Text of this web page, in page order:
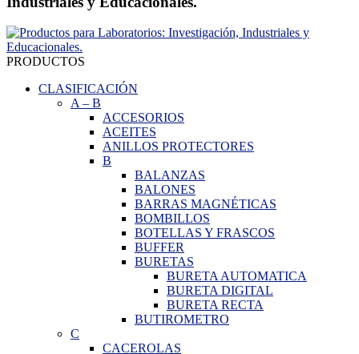
Investigación,
y
Educacionales.
PRODUCTOS
CLASIFICACIÓN
A– B
ACCESORIOS
ACEITES
ANILLOS PROTECTORES
B
BALANZAS
BALONES
BARRAS MAGNÉTICAS
BOMBILLOS
BOTELLAS Y FRASCOS
BUFFER
BURETAS
BURETA AUTOMATICA
BURETA DIGITAL
BURETA RECTA
BUTIROMETRO
C
CACEROLAS